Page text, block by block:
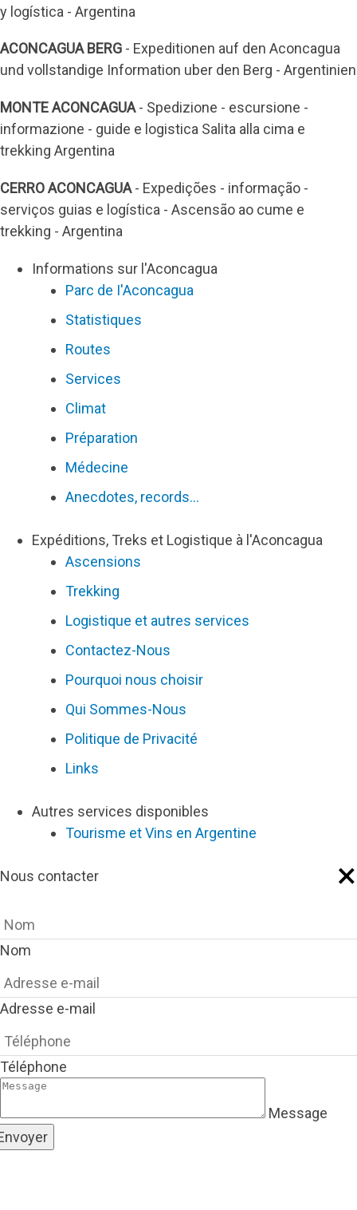
y logística - Argentina
ACONCAGUA BERG - Expeditionen auf den Aconcagua
und vollstandige Information uber den Berg - Argentinien
MONTE ACONCAGUA- Spedizione - escursione -
informazione - guide e logistica Salita alla cima e
trekking Argentina
CERRO ACONCAGUA- Expedições - informação -
serviços guias e logística - Ascensão ao cume e
trekking - Argentina
Informations sur l'Aconcagua
Parc de I'Aconcagua
Statistiques
Routes
Services
Climat
Préparation
Médecine
Anecdotes, records...
Expéditions, Treks et Logistique à l'Aconcagua
Ascensions
Trekking
Logistique et autres services
Contactez-Nous
Pourquoi nous choisir
Qui Sommes-Nous
Politique de Privacité
Links
Autres services disponibles
Tourisme et Vins en Argentine
×
Nous contacter
Nom
Adresse e-mail
Téléphone
Message